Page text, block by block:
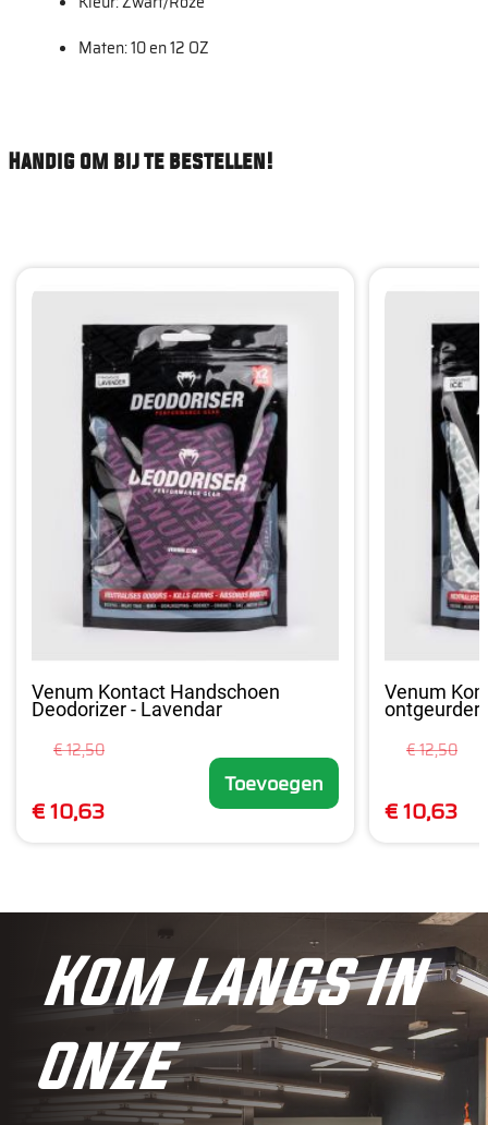
Maten: 10 en 12 OZ
Handig om bij te bestellen!
Venum Kontact Handschoen
Deodorizer - Lavendar
€ 12,50
€ 10,63
Toevoegen
Venum
ontgeurder
€ 12,50
€ 10,63
Kom langs in
onze